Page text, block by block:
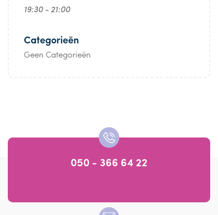
19:30 - 21:00
Categorieën
Geen Categorieën
050 - 366 64 22